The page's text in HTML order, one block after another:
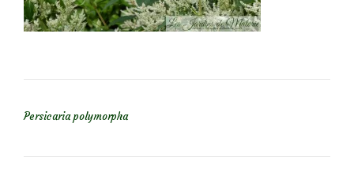
Persicaria polymorpha